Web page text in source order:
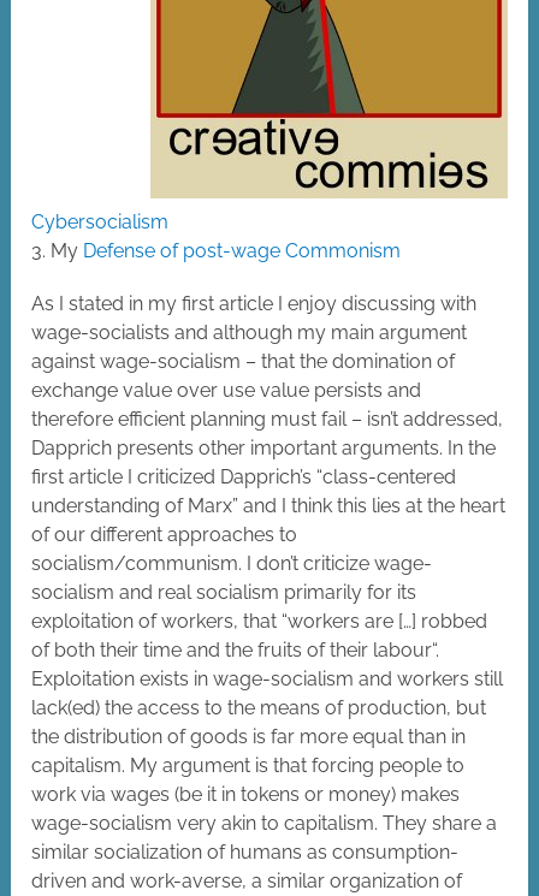
Cybersocialism
3. My Defense of post-wage Commonism
As I stated in my first article I enjoy discussing with
wage-socialists and although my main argument
against wage-socialism – that the domination of
exchange value over use value persists and
therefore efficient planning must fail – isn’t addressed,
Dapprich presents other important arguments. In the
first article I criticized Dapprich’s “class-centered
understanding of Marx” and I think this lies at the heart
of our different approaches to
socialism/communism. I don’t criticize wage-
socialism and real socialism primarily for its
exploitation of workers, that “workers are […] robbed
of both their time and the fruits of their labour“.
Exploitation exists in wage-socialism and workers still
lack(ed) the access to the means of production, but
the distribution of goods is far more equal than in
capitalism. My argument is that forcing people to
work via wages (be it in tokens or money) makes
wage-socialism very akin to capitalism. They share a
similar socialization of humans as consumption-
driven and work-averse, a similar organization of